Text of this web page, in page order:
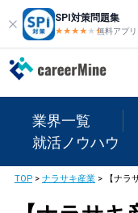
SPI対策問題集
★★★★ ★★
無料アプリ
業界一覧
就活ノウハウ
TOP> ナラサキ産業>